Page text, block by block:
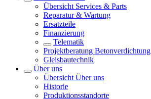
Übersicht Services & Parts
Reparatur & Wartung
Ersatzteile
Finanzierung
Telematik
Projektberatung Betonverdichtung
Gleisbautechnik
Über uns
Übersicht Über uns
Historie
Produktionsstandorte